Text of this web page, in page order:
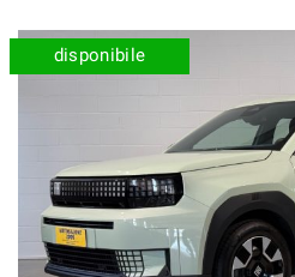
ACQUISTIAMO USATO
AUTOSALONE
CONTATTI
disponibile